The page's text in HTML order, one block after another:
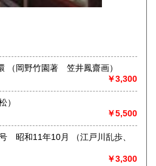
民俗・風俗関係書を強力に蒐集し
3日休業いたします。
神線、地下鉄御堂筋線・谷町線・
田、阪神梅田、地下鉄梅田・東梅
教育児談第五編 賤の苧環 （岡野竹園著 笠井鳳齋画）
￥3,300
浄松）
￥5,500
10月 （江戸川乱歩、
￥3,300